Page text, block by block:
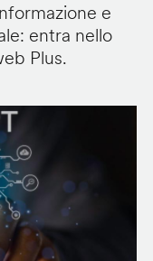
e
entra nello
Plus.